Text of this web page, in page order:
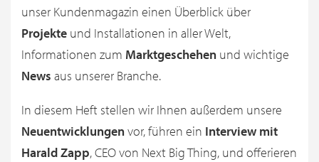
unser Kundenmagazin einen Überblick über
Projekte und Installationen in aller Welt,
Informationen zum Marktgeschehen und wichtige
News aus unserer Branche.
In diesem Heft stellen wir Ihnen außerdem unsere
Neuentwicklungenvor, führen ein Interview mit
Harald Zapp, CEO von Next Big Thing, und offerieren